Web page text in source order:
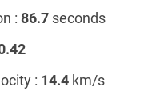
: 86.7seconds
: 14.4km/s